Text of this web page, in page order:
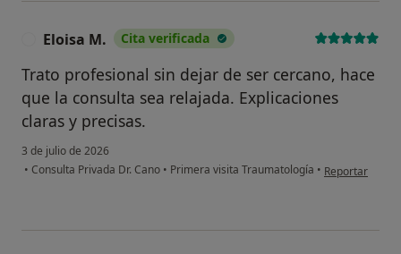
Eloisa M. Cita verificada
Trato profesional sin dejar de ser cercano, hace
que la consulta sea relajada. Explicaciones
claras y precisas.
3 de julio de 2026
• Consulta Privada Dr. Cano • Primera visita Traumatología • en opinión del
Reportar